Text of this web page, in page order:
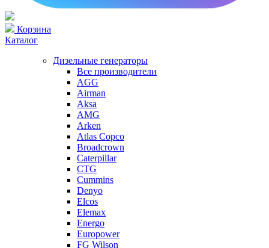
Корзина
Каталог
Дизельные генераторы
Все производители
AGG
Airman
Aksa
AMG
Arken
Atlas Copco
Broadcrown
Caterpillar
CTG
Cummins
Denyo
Elcos
Elemax
Energo
Europower
FG Wilson